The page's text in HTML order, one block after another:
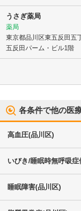
うさぎ薬局
薬局
東京都品川区東五反田五
五反田パーム・ビル1階
各条件で他の医
高血圧(品川区)
いびき/睡眠時無呼吸症
睡眠障害(品川区)